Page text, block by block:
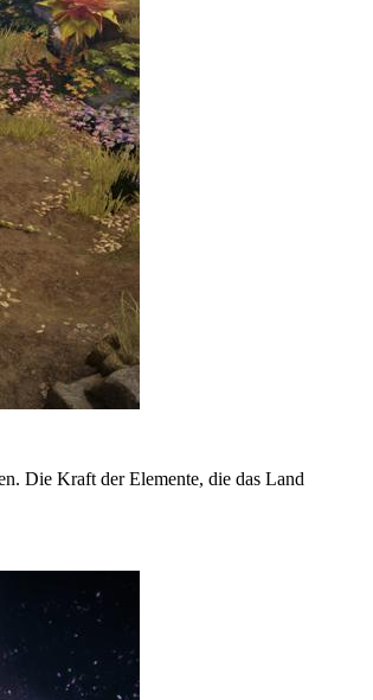
Die Kraft der Elemente, die das Land